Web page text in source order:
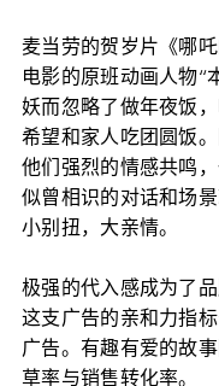
麦当劳的贺岁片《哪
电影的原班动画人物“
妖而忽略了做年夜饭
希望和家人吃团圆饭
他们强烈的情感共鸣
似曾相识的对话和场
小别扭，大亲情。
极强的代入感成为了
这支广告的亲和力指
广告。有趣有爱的故
草率与销售转化率。